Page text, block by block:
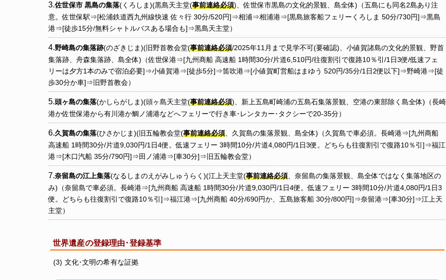
佐世保市 黒島の集落(くろしま)(黒島天主堂(事前連絡必須)、佐世保市黒島の文化的景観、島全体)（五島にも同名2島あり注
意。佐世保駅⇒[松浦鉄道西九州線快速 佐々行 30分/520円]⇒相浦⇒相浦港⇒[黒島旅客船フェリーくろしま 50分/730円]⇒黒島
港⇒[徒歩15分/無料シャトルバスある場合も]⇒黒島天主堂）
野崎島の集落跡(のざきじま)(旧野首教会堂(事前連絡必須/2025年11月まで見学不可(要確認)、小値賀諸島の文化的景観、野首
集落跡、舟森集落跡、島全体)（佐世保港⇒[九州商船 高速船 1時間30分/片道6,510円/往復割引で復路10％引/1日3便/低速フェ
リーは夕方1本のみで宿泊必要]⇒小値賀港⇒[徒歩5分]⇒笛吹港⇒[小値賀町営船はまゆう 520円/35分/1日2便以下]⇒野崎港⇒[徒
歩30分か車]⇒旧野首教会）
頭ヶ島の集落(かしらがしま)(頭ヶ島天主堂(事前連絡必須)、新上五島町崎浦の五島石集落景観、空港の東部除く島全体)（長崎
港か佐世保港から有川港か鯛ノ浦港などへフェリーで行き車･レンタカー･タクシーで20-35分）
久賀島の集落(ひさかじま)(旧五輪教会堂(事前連絡必須 、久賀島の集落景観、島全体)（久賀島で車必須。長崎港⇒[九州商船
高速船 1時間30分/片道9,030円/1日4便。低速フェリー 3時間10分/片道4,080円/1日3便。どちらも往復割引で復路10％引]⇒福江
港⇒[木口汽船 35分/790円]⇒田ノ浦港⇒[車30分]⇒旧五輪教会堂）
奈留島の江上集落(なるしまのえがみしゅうらく)(江上天主堂(事前連絡必須 、奈留島の集落景観、島全体ではなく集落地区の
み)（奈留島で車必須。長崎港⇒[九州商船 高速船 1時間30分/片道9,030円/1日4便。低速フェリー 3時間10分/片道4,080円/1日3
便。どちらも往復割引で復路10％引]⇒福江港⇒[九州商船 40分/690円か、五島旅客船 30分/800円]⇒奈留港⇒[車30分]⇒江上天
主堂）
世界遺産の登録理由･登録基準
(3) 文化･文明の希有な証拠